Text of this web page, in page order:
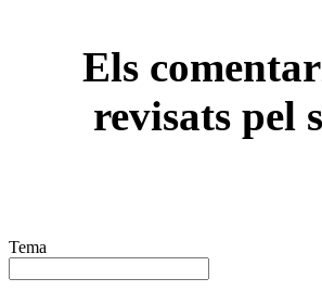
Els
revisats pel
Tema